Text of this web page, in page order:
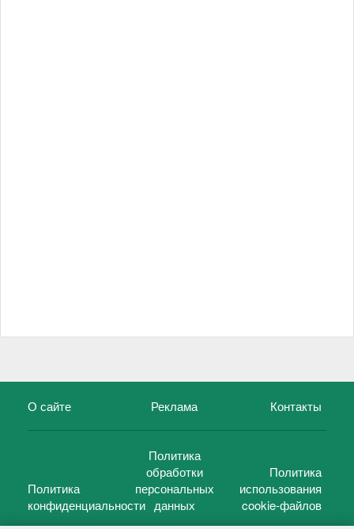
О сайте Реклама Контакты
Политика
конфиденциальности
Политика
обработки
персональных
данных
Политика
использования
cookie-файлов